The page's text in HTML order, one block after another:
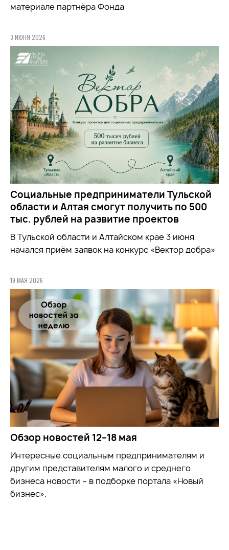
материале партнёра Фонда
3 ИЮНЯ 2026
Социальные предприниматели Тульской
области и Алтая смогут получить по 500
тыс. рублей на развитие проектов
В Тульской области и Алтайском крае 3 июня
начался приём заявок на конкурс «Вектор добра»
19 МАЯ 2026
Обзор новостей 12–18 мая
Интересные социальным предпринимателям и
другим представителям малого и среднего
бизнеса новости – в подборке портала «Новый
бизнес».